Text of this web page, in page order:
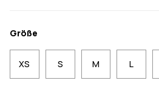
Größe
XS S M L